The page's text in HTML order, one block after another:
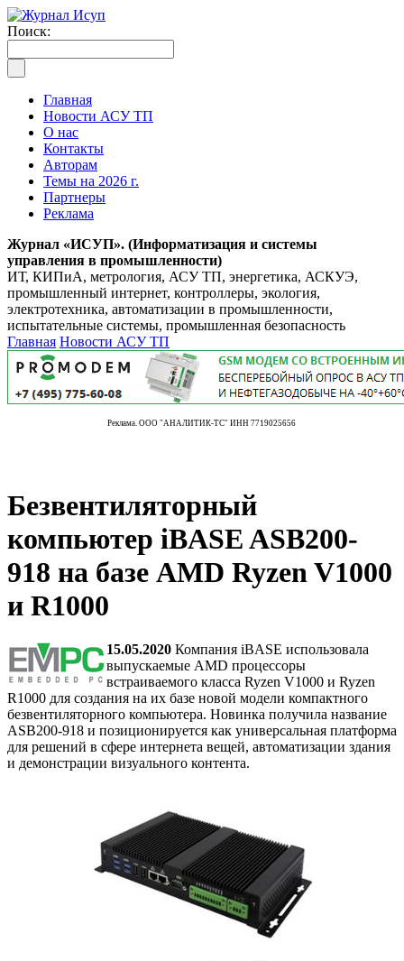
Поиск:
Главная
Новости АСУ ТП
О нас
Контакты
Авторам
Темы на 2026 г.
Партнеры
Реклама
Журнал «ИСУП». (Информатизация и системы
управления в промышленности)
ИТ, КИПиА, метрология, АСУ ТП, энергетика, АСКУЭ,
промышленный интернет, контроллеры, экология,
электротехника, автоматизации в промышленности,
испытательные системы, промышленная безопасность
Главная Новости АСУ ТП
Реклама. ООО "АНАЛИТИК-ТС" ИНН 7719025656
Безвентиляторный
компьютер iBASE ASB200-
918 на базе AMD Ryzen V1000
и R1000
15.05.2020 Компания iBASE использовала
выпускаемые AMD процессоры
встраиваемого класса Ryzen V1000 и Ryzen
R1000 для создания на их базе новой модели компактного
безвентиляторного компьютера. Новинка получила название
ASB200-918 и позиционируется как универсальная платформа
для решений в сфере интернета вещей, автоматизации здания
и демонстрации визуального контента.